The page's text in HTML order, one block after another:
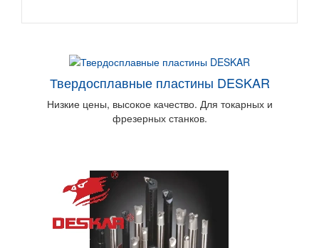
Твердосплавные пластины DESKAR
Низкие цены, высокое качество. Для токарных и
фрезерных станков.